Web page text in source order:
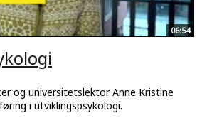
06:54
og universitetslektor Anne Kristine
i utviklingspsykologi.